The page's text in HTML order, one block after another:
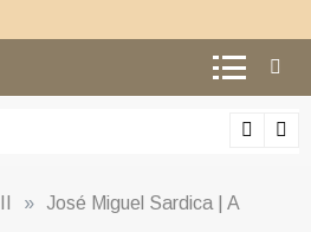
Ciência e religião: como superar o
» José Miguel Sardica | A